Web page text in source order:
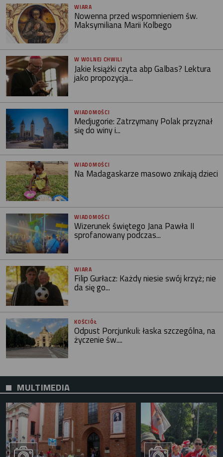
WIARA
Nowenna przed wspomnieniem św.
Maksymiliana Marii Kolbego
W WOLNEJ CHWILI
Jakie książki czyta abp Galbas? Lektura
jako propozycja...
WIADOMOŚCI
Medjugorie: Zatrzymany Polak przyznał
się do winy i...
WIADOMOŚCI
Na Madagaskarze masowo znikają dzieci
WIADOMOŚCI
Wizerunek świętego Jana Pawła II
sprofanowany podczas...
WIARA
Filip Gurłacz: Każdy niesie swój krzyż; nie
da się go...
KOŚCIÓŁ
Odpust Porcjunkuli: łaska szczególna, na
życzenie św....
MULTIMEDIA